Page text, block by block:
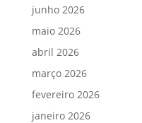
junho 2026
maio 2026
abril 2026
março 2026
fevereiro 2026
janeiro 2026